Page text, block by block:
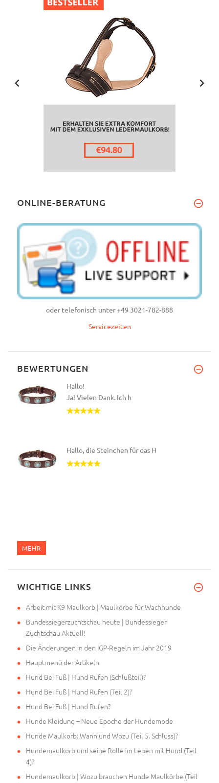
ONLINE-BERATUNG
oder telefonisch unter +49 3021-782-888
Servicezeiten
BEWERTUNGEN
Hallo!
Ja! Vielen Dank. Ich h
Hallo, die Steinchen für das H
MEHR
WICHTIGE LINKS
Arbeit mit K9 Maulkorb | Maulkörbe für Wachhunde
Bundessiegerzuchtschau heute | Bundessieger
Zuchtschau Aktuell!
Die Änderungen in den IGP-Regeln im Jahr 2019
Hauptmenü der Artikeln
Hund Bei Fuß | Hund Rufen (Schlußteil)?
Hund Bei Fuß | Hund Rufen (Teil 2)?
Hund Bei Fuß | Hund Rufen?
Hunde Kleidung – Neue Epoche der Hundemode
Hunde Maulkorb: Wann und Wozu (Teil 5. Schluss)?
Hundemaulkorb und seine Rolle im Leben mit Hund (Teil
4)?
Hundemaulkorb | Wozu brauchen Hunde Maulkörbe (Teil